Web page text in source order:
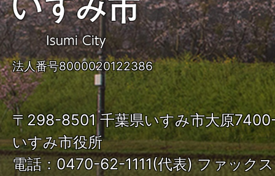
す
み
市
ISUMI
City
法人番号8000020122386
〒298-8501 千葉県いすみ市大原
いすみ市役所
電話：0470-62-1111(代表) ファック